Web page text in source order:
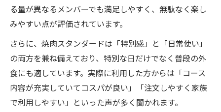
食べ放題ならスタンダードコースが狙い目
焼肉食べ放題はスタンダードコースが最適
な理由
焼肉いちばんスタンダードコースの品数と
特徴
焼肉スタンダードで食べ放題を満喫するポ
イント
る量が異なるメンバーでも満足しやすく、無駄なく楽し
みやすい点が評価されています。
さらに、焼肉スタンダードは「特別感」と「日常使い」
の両方を兼ね備えており、特別な日だけでなく普段の外
食にも適しています。実際に利用した方からは「コース
内容が充実していてコスパが良い」「注文しやすく家族
で利用しやすい」といった声が多く聞かれます。